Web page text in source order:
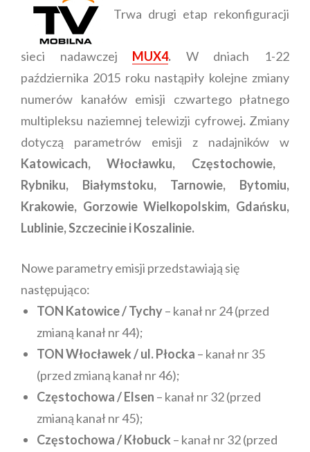
Trwa drugi etap rekonfiguracji
sieci nadawczej MUX4. W dniach 1-22
października 2015 roku nastąpiły kolejne zmiany
numerów kanałów emisji czwartego płatnego
multipleksu naziemnej telewizji cyfrowej. Zmiany
dotyczą parametrów emisji z nadajników w
Katowicach, Włocławku, Częstochowie,
Rybniku, Białymstoku, Tarnowie, Bytomiu,
Krakowie, Gorzowie Wielkopolskim, Gdańsku,
Lublinie, Szczecinie i Koszalinie.
Nowe parametry emisji przedstawiają się
następująco:
TON Katowice / Tychy– kanał nr 24 (przed
zmianą kanał nr 44);
TON Włocławek / ul. Płocka – kanał nr 35
(przed zmianą kanał nr 46);
Częstochowa / Elsen – kanał nr 32 (przed
zmianą kanał nr 45);
Częstochowa / Kłobuck – kanał nr 32 (przed